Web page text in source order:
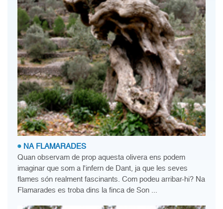
NA FLAMARADES
Quan observam de prop aquesta olivera ens podem
imaginar que som a l'infern de Dant, ja que les seves
flames són realment fascinants. Com podeu arribar-hi? Na
Flamarades es troba dins la finca de Son ...